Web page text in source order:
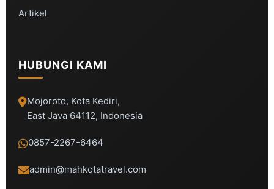
Artikel
HUBUNGI KAMI
Mojoroto, Kota Kediri,
East Java 64112, Indonesia
0857-2267-6464
admin@mahkotatravel.com